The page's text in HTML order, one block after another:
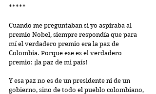
*****
Cuando me preguntaban si yo aspiraba al
premio Nobel, siempre respondía que para
mí el verdadero premio era la paz de
Colombia. Porque ese es el verdadero
premio: ¡la paz de mi país!
Y esa paz no es de un presidente ni de un
gobierno, sino de todo el pueblo colombiano,